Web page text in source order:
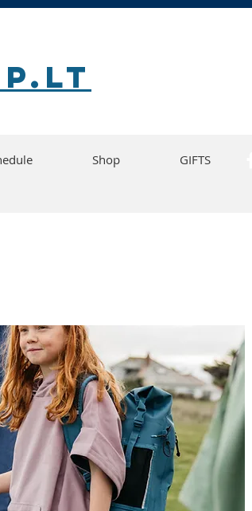
Shop GIFTS